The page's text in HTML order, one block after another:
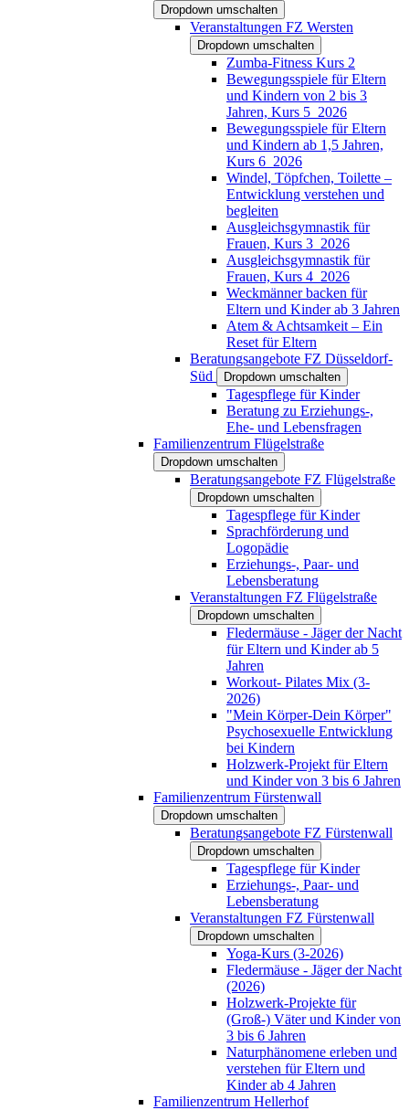
Dropdown umschalten
Veranstaltungen FZ Wersten
Dropdown umschalten
Zumba-Fitness Kurs 2
Bewegungsspiele für Eltern
und Kindern von 2 bis 3
Jahren, Kurs 5_2026
Bewegungsspiele für Eltern
und Kindern ab 1,5 Jahren,
Kurs 6_2026
Windel, Töpfchen, Toilette –
Entwicklung verstehen und
begleiten
Ausgleichsgymnastik für
Frauen, Kurs 3_2026
Ausgleichsgymnastik für
Frauen, Kurs 4_2026
Weckmänner backen für
Eltern und Kinder ab 3 Jahren
Atem & Achtsamkeit – Ein
Reset für Eltern
Beratungsangebote FZ Düsseldorf-
Süd
Dropdown umschalten
Tagespflege für Kinder
Beratung zu Erziehungs-,
Ehe- und Lebensfragen
Familienzentrum Flügelstraße
Dropdown umschalten
Beratungsangebote FZ Flügelstraße
Dropdown umschalten
Tagespflege für Kinder
Sprachförderung und
Logopädie
Erziehungs-, Paar- und
Lebensberatung
Veranstaltungen FZ Flügelstraße
Dropdown umschalten
Fledermäuse - Jäger der Nacht
für Eltern und Kinder ab 5
Jahren
Workout- Pilates Mix (3-
2026)
"Mein Körper-Dein Körper"
Psychosexuelle Entwicklung
bei Kindern
Holzwerk-Projekt für Eltern
und Kinder von 3 bis 6 Jahren
Familienzentrum Fürstenwall
Dropdown umschalten
Beratungsangebote FZ Fürstenwall
Dropdown umschalten
Tagespflege für Kinder
Erziehungs-, Paar- und
Lebensberatung
Veranstaltungen FZ Fürstenwall
Dropdown umschalten
Yoga-Kurs (3-2026)
Fledermäuse - Jäger der Nacht
(2026)
Holzwerk-Projekte für
(Groß-) Väter und Kinder von
3 bis 6 Jahren
Naturphänomene erleben und
verstehen für Eltern und
Kinder ab 4 Jahren
Familienzentrum Hellerhof